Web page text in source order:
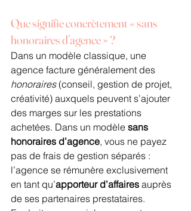
Que signifie concrètement « sans
honoraires d’agence » ?
Dans un modèle classique, une
agence facture généralement des
honoraires (conseil, gestion de projet,
créativité) auxquels peuvent s’ajouter
des marges sur les prestations
achetées. Dans un modèle sans
honoraires d’agence, vous ne payez
pas de frais de gestion séparés :
l’agence se rémunère exclusivement
en tant qu’apporteur d’affaires auprès
de ses partenaires prestataires.